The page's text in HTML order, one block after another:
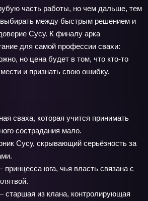
часть работы, но чем дальше, тем
между быстрым решением и
Сусу. К финалу арка
для самой профессии свахи:
но цена будет в том, что кто-то
и признать свою ошибку.
сваха, которая учится принимать
сострадания мало.
Сусу, скрывающий серьёзность за
юга, чья власть связана с
старшая из клана, контролирующая